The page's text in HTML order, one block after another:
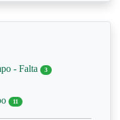
- Falta 3
11